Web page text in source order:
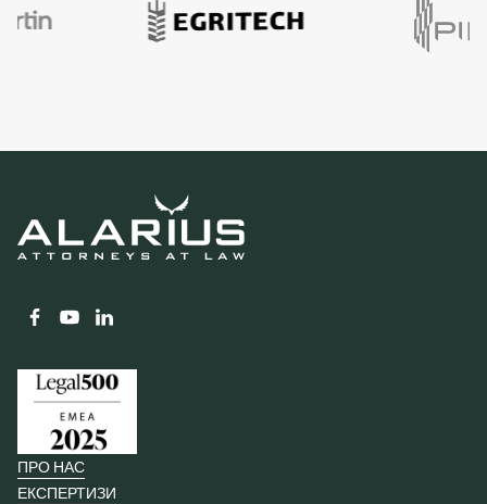
ПРО НАС
ЕКСПЕРТИЗИ